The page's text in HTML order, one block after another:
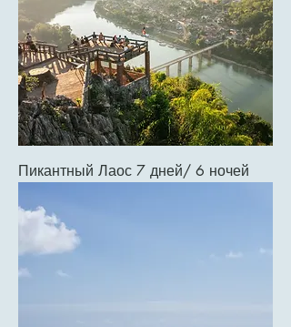
Пикантный Лаос 7 дней/ 6 ночей